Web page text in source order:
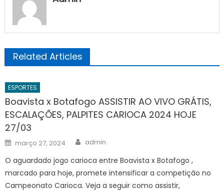
Related Articles
ESPORTES
Boavista x Botafogo ASSISTIR AO VIVO GRÁTIS,
ESCALAÇÕES, PALPITES CARIOCA 2024 HOJE
27/03
Posted
on
março 27, 2024 Author
admin
O aguardado jogo carioca entre Boavista x Botafogo ,
marcado para hoje, promete intensificar a competição no
Campeonato Carioca. Veja a seguir como assistir,